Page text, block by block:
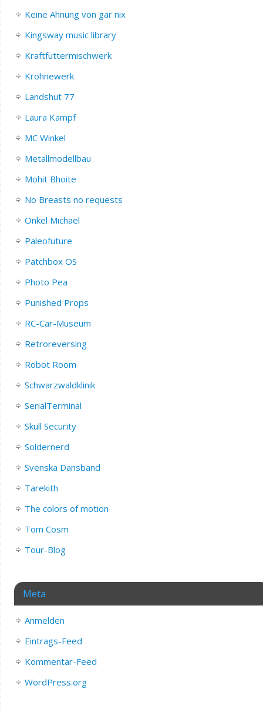
Keine Ahnung von gar nix
Kingsway music library
Kraftfuttermischwerk
Krohnewerk
Landshut 77
Laura Kampf
MC Winkel
Metallmodellbau
Mohit Bhoite
No Breasts no requests
Onkel Michael
Paleofuture
Patchbox OS
Photo Pea
Punished Props
RC-Car-Museum
Retroreversing
Robot Room
Schwarzwaldklinik
SerialTerminal
Skull Security
Soldernerd
Svenska Dansband
Tarekith
The colors of motion
Tom Cosm
Tour-Blog
Meta
Anmelden
Eintrags-Feed
Kommentar-Feed
WordPress.org